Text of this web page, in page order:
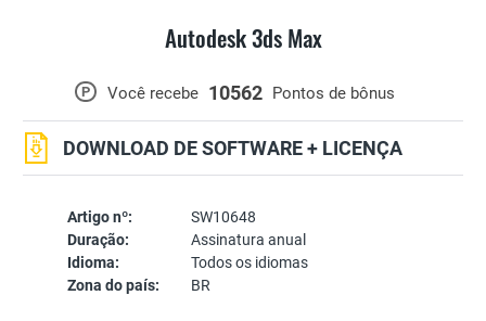
Autodesk 3ds Max
Artigo nº:
SW10648
Duração:
Assinatura anual
Idioma:
Todos os idiomas
Zona do país:
BR
P Você recebe 10562 Pontos de bônus
DOWNLOAD DE SOFTWARE + LICENÇA